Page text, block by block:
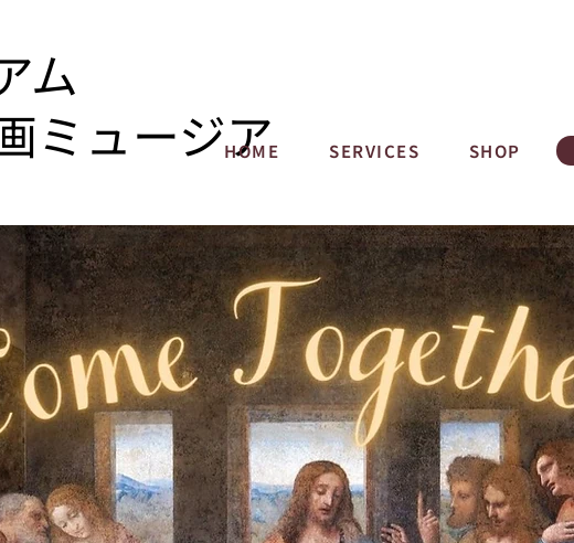
ム
ミュージア
HOME SERVICES SHOP